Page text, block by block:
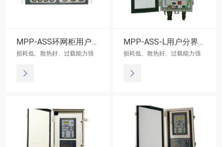
MPP-ASS环网柜用户分界控制器（四遥、通讯）
损耗低、散热好、过载能力强
MPP-ASS-L用户分界控制器（面板设定方式）
损耗低、散热好、过载能力强